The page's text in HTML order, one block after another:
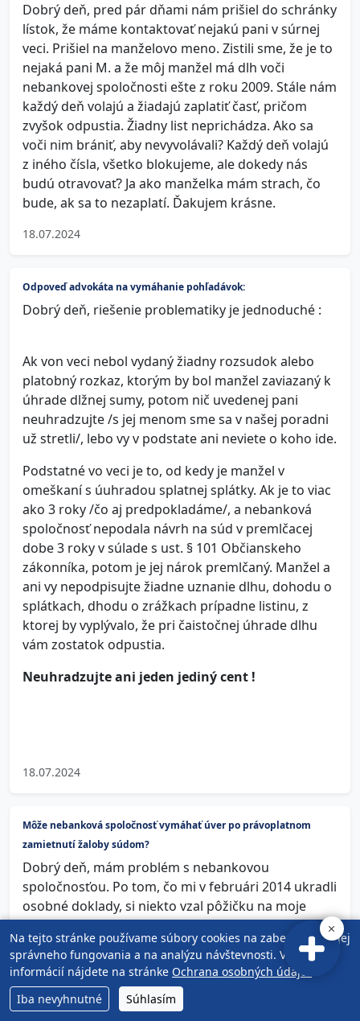
Dobrý deň, pred pár dňami nám prišiel do schránky
lístok, že máme kontaktovať nejakú pani v súrnej
veci. Prišiel na manželovo meno. Zistili sme, že je to
nejaká pani M. a že môj manžel má dlh voči
nebankovej spoločnosti ešte z roku 2009. Stále nám
každý deň volajú a žiadajú zaplatiť časť, pričom
zvyšok odpustia. Žiadny list neprichádza. Ako sa
voči nim brániť, aby nevyvolávali? Každý deň volajú
z iného čísla, všetko blokujeme, ale dokedy nás
budú otravovať? Ja ako manželka mám strach, čo
bude, ak sa to nezaplatí. Ďakujem krásne.
18.07.2024
Odpoveď advokáta na vymáhanie pohľadávok:
Dobrý deň, riešenie problematiky je jednoduché :
Ak von veci nebol vydaný žiadny rozsudok alebo
platobný rozkaz, ktorým by bol manžel zaviazaný k
úhrade dlžnej sumy, potom nič uvedenej pani
neuhradzujte /s jej menom sme sa v našej poradni
už stretli/, lebo vy v podstate ani neviete o koho ide.
Podstatné vo veci je to, od kedy je manžel v
omeškaní s úuhradou splatnej splátky. Ak je to viac
ako 3 roky /čo aj predpokladáme/, a nebanková
spoločnosť nepodala návrh na súd v premlčacej
dobe 3 roky v súlade s ust. § 101 Občianskeho
zákonníka, potom je jej nárok premlčaný. Manžel a
ani vy nepodpisujte žiadne uznanie dlhu, dohodu o
splátkach, dhodu o zrážkach prípadne listinu, z
ktorej by vyplývalo, že pri čaistočnej úhrade dlhu
vám zostatok odpustia.
Neuhradzujte ani jeden jediný cent !
18.07.2024
Môže nebanková spoločnosť vymáhať úver po právoplatnom
zamietnutí žaloby súdom?
Dobrý deň, mám problém s nebankovou
spoločnosťou. Po tom, čo mi v februári 2014 ukradli
osobné doklady, si niekto vzal pôžičku na moje
meno. Ukradnutie dokladov bolo nahlásené na
polícii, o čom existuje záznam. Neskôr, v roku 2017,
ma nebanková spoločnosť žalovala za nesplácanie
úveru. Až vtedy som sa dozvedela, že mám
problém. V roku 2018 bol rozsudok súdu v môj
Na tejto stránke používame súbory cookies na zabezpečenie jej
správneho fungovania a na analýzu návštevnosti. Viac
informácií nájdete na stránke Ochrana osobných údajov
Iba nevyhnutné
Súhlasím